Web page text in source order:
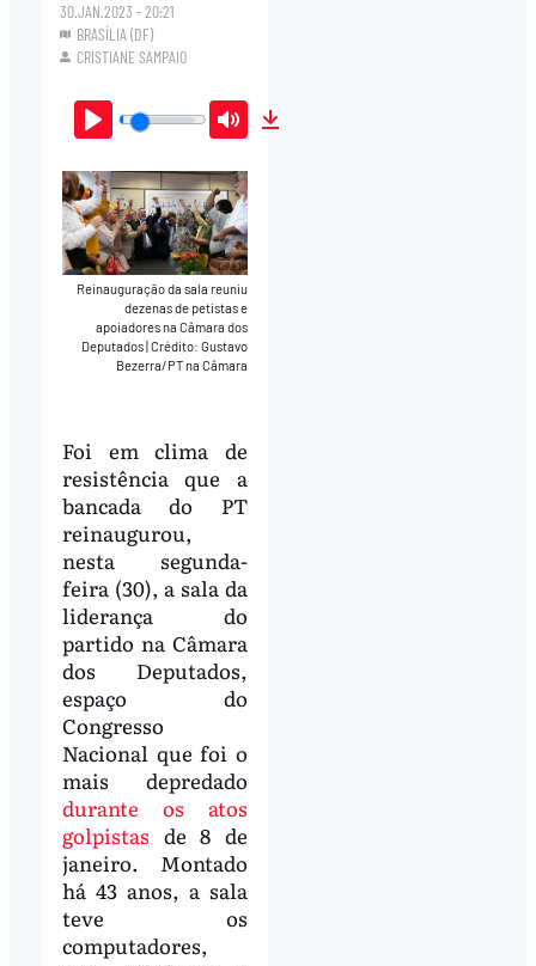
30.JAN.2023 - 20:21
BRASÍLIA (DF)
CRISTIANE SAMPAIO
Play Mute
Reinauguração da sala reuniu
dezenas de petistas e
apoiadores na Câmara dos
Deputados Crédito: Gustavo
Bezerra/PT na Câmara
Foi em clima de
resistência que a
bancada do PT
reinaugurou,
nesta segunda-
feira (30), a sala da
liderança do
partido na Câmara
dos Deputados,
espaço do
Congresso
Nacional que foi o
mais depredado
durante os atos
golpistas de 8 de
janeiro. Montado
há 43 anos, a sala
teve os
computadores,